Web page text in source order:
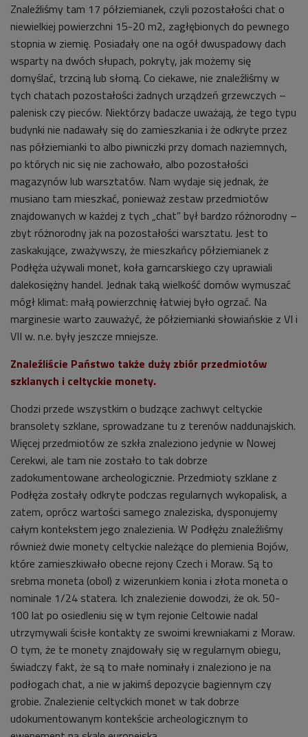
Znaleźliśmy tam 17 półziemianek, czyli pozostałości chat o
niewielkiej powierzchni 15-20 m2, zagłębionych do pewnego
stopnia w ziemię. Posiadały one na ogół dwuspadowy dach
wsparty na dwóch słupach, pokryty, jak możemy się
domyślać, trzciną lub słomą. Co ciekawe, nie znaleźliśmy w
tych chatach pozostałości żadnych urządzeń grzewczych –
palenisk czy pieców. Niektórzy badacze uważają, że tego typu
budynki nie nadawały się do zamieszkania i że odkryte przez
nas półziemianki to albo piwniczki przy domach naziemnych,
po których nic się nie zachowało, albo pozostałości
magazynów lub warsztatów. Nam wydaje się jednak, że
musiano tam mieszkać, ponieważ zestaw przedmiotów
znajdowanych w każdej z tych „chat” był bardzo różnorodny –
zbyt różnorodny jak na pozostałości warsztatu. Jest to
zaskakujące, zważywszy, że mieszkańcy półziemianek z
Podłęża używali monet, koła garncarskiego czy uprawiali
dalekosiężny handel. Jednak taką wielkość domów wymuszać
mógł klimat: małą powierzchnię łatwiej było ogrzać. Na
marginesie warto zauważyć, że półziemianki słowiańskie z VI i
VII w. n.e. były jeszcze mniejsze.
Znaleźliście Państwo także duży zbiór przedmiotów
szklanych i celtyckie monety.
Chodzi przede wszystkim o budzące zachwyt celtyckie
bransolety szklane, sprowadzane tu z terenów naddunajskich.
Więcej przedmiotów ze szkła znaleziono jedynie w Nowej
Cerekwi, ale tam nie zostało to tak dobrze
zadokumentowane archeologicznie. Przedmioty szklane z
Podłęża zostały odkryte podczas regularnych wykopalisk, a
zatem, oprócz wartości samego znaleziska, dysponujemy
całym kontekstem jego znalezienia. W Podłężu znaleźliśmy
również dwie monety celtyckie należące do plemienia Bojów,
które zamieszkiwało obecne rejony Czech i Moraw. Są to
srebrna moneta (obol) z wizerunkiem konia i złota moneta o
nominale 1/24 statera. Ich znalezienie dowodzi, że ok. 50-
100 lat po osiedleniu się w tym rejonie Celtowie nadal
utrzymywali ścisłe kontakty ze swoimi krewniakami z Moraw.
O tym, że te monety znajdowały się w regularnym obiegu,
świadczy fakt, że są to małe nominały i znaleziono je na
podłogach chat, a nie w jakimś depozycie bagiennym czy
grobie. Znalezienie celtyckich monet w tak dobrze
udokumentowanym kontekście archeologicznym to